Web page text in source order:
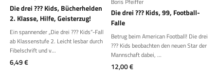
Die drei ??? Kids, Bücherhelden
2. Klasse, Hilfe, Geisterzug!
Ein spannender „Die drei ??? Kids“-Fall
ab Klassenstufe 2. Leicht lesbar durch
Fibelschrift und v...
Angebot
6,49 €
Die drei ??? Kids, 99, Football-
Falle
Betrug beim American Football! Die drei
??? Kids beobachten den neuen Star der
Mannschaft dabei, ...
Angebot
12,00 €